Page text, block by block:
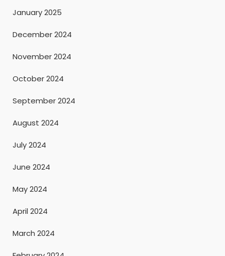
January 2025
December 2024
November 2024
October 2024
September 2024
August 2024
July 2024
June 2024
May 2024
April 2024
March 2024